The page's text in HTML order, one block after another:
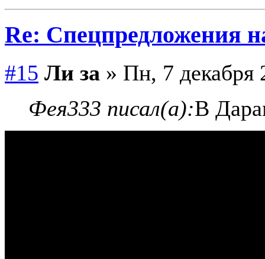
Re: Спецпредложения
#15 Ли за » Пн, 7 декабря
Фея333 писал(а):В